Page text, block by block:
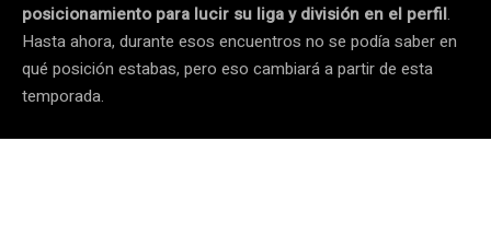
posicionamiento para lucir su liga y división en el perfil.
Hasta ahora, durante esos encuentros no se podía saber en
qué posición estabas, pero eso cambiará a partir de esta
temporada.